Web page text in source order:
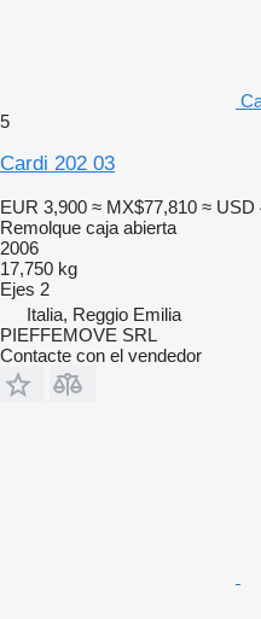
5
Cardi 202 03
EUR 3,900 ≈ MX$77,810 ≈ USD
Remolque caja abierta
2006
17,750 kg
Ejes 2
Italia, Reggio Emilia
PIEFFEMOVE SRL
Contacte con el vendedor